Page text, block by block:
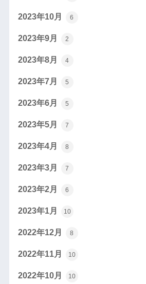
2023年10月 6
2023年9月 2
2023年8月 4
2023年7月 5
2023年6月 5
2023年5月 7
2023年4月 8
2023年3月 7
2023年2月 6
2023年1月 10
2022年12月 8
2022年11月 10
2022年10月 10